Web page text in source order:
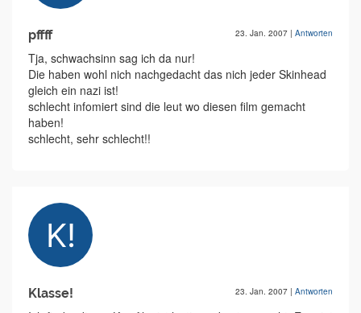
pffff 23. Jan. 2007 | Antworten
Tja, schwachsinn sag ich da nur!
Die haben wohl nich nachgedacht das nich jeder Skinhead
gleich ein nazi ist!
schlecht infomiert sind die leut wo diesen film gemacht
haben!
schlecht, sehr schlecht!!
Klasse! 23. Jan. 2007 | Antworten